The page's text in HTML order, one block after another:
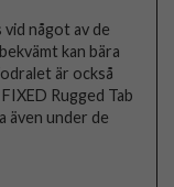
något av de
kan bära
är också
Rugged Tab
även under de